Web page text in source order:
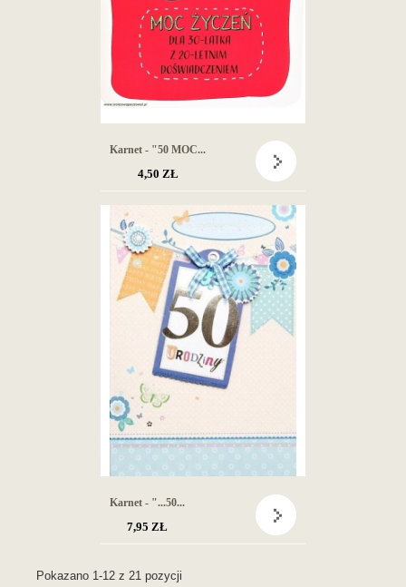
Karnet - "50 MOC...
4,50 ZŁ
Karnet - "...50...
7,95 ZŁ
Pokazano 1-12 z 21 pozycji